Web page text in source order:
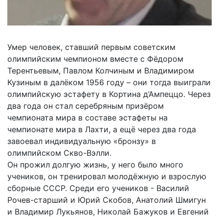
Умер человек, ставший первым советским
олимпийским чемпионом вместе с Фёдором
Терентьевым, Павлом Колчиным и Владимиром
Кузиным в далёком 1956 году – они тогда выиграли
олимпийскую эстафету в Кортина д’Ампеццо. Через
два года он стал серебряным призёром
чемпионата мира в составе эстафеты на
чемпионате мира в Лахти, а ещё через два года
завоевал индивидуальную «бронзу» в
олимпийском Скво-Вэлли.
Он прожил долгую жизнь, у него было много
учеников, он тренировал молодёжную и взрослую
сборные СССР. Среди его учеников - Василий
Рочев-старший и Юрий Скобов, Анатолий Шмигун
и Владимир Лукьянов, Николай Бажуков и Евгений